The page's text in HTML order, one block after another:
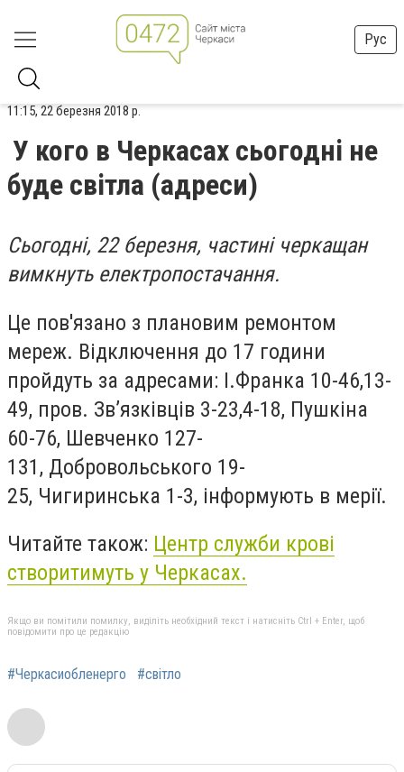
Рус
11:15, 22 березня 2018 р.
У кого в Черкасах сьогодні не
буде світла (адреси)
Сьогодні, 22 березня, частині черкащан
вимкнуть електропостачання.
Це пов'язано з плановим ремонтом
мереж. Відключення до 17 години
пройдуть за адресами: І.Франка 10-46,13-
49, пров. Зв’язківців 3-23,4-18, Пушкіна
60-76, Шевченко 127-
131, Добровольського 19-
25, Чигиринська 1-3, інформують в мерії.
Читайте також: Центр служби крові
створитимуть у Черкасах.
Якщо ви помітили помилку, виділіть необхідний текст і натисніть Ctrl + Enter, щоб
повідомити про це редакцію
#Черкасиобленерго #світло